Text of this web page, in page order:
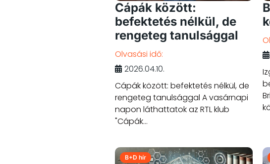
Cápák között:
befektetés nélkül, de
rengeteg tanulsággal
Olvasási idő:
2026.04.10.
Cápák között: befektetés nélkül, de
rengeteg tanulsággal A vasárnapi
napon láthattatok az RTL klub
"Cápák...
B+D hír